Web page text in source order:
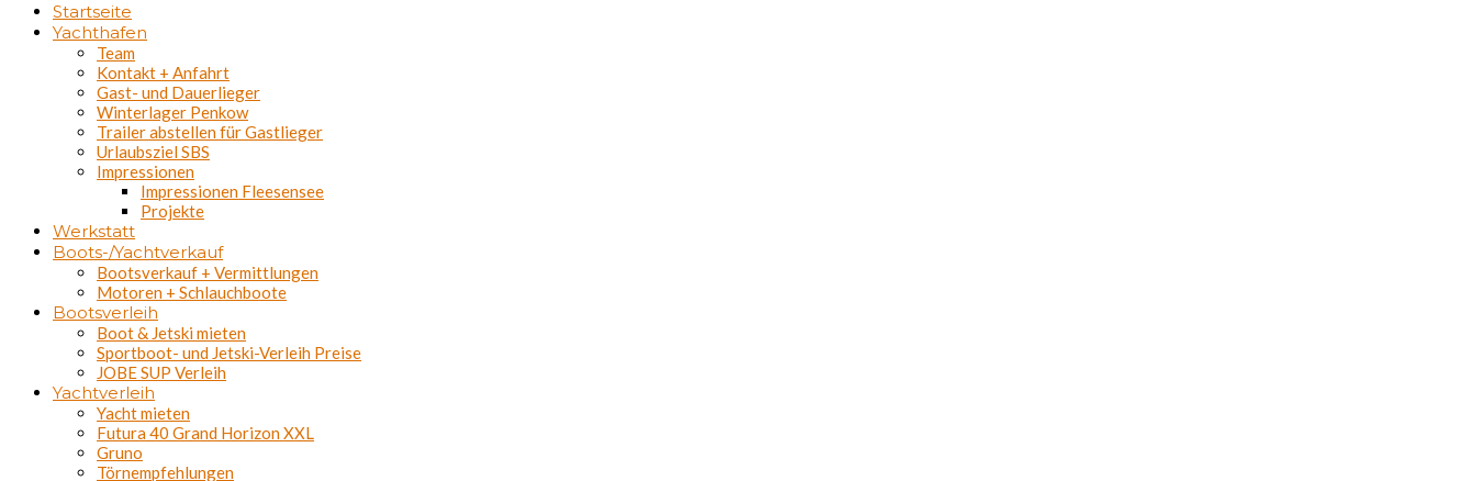
Startseite
Yachthafen
Team
Kontakt + Anfahrt
Gast- und Dauerlieger
Winterlager Penkow
Trailer abstellen für Gastlieger
Urlaubsziel SBS
Impressionen
Impressionen Fleesensee
Projekte
Werkstatt
Boots-/Yachtverkauf
Bootsverkauf + Vermittlungen
Motoren + Schlauchboote
Bootsverleih
Boot & Jetski mieten
Sportboot- und Jetski-Verleih Preise
JOBE SUP Verleih
Yachtverleih
Yacht mieten
Futura 40 Grand Horizon XXL
Gruno
Törnempfehlungen